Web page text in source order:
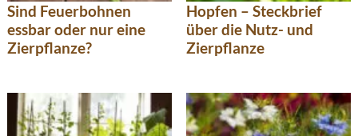
Sind Feuerbohnen
essbar oder nur eine
Zierpflanze?
Hopfen – Steckbrief
über die Nutz- und
Zierpflanze